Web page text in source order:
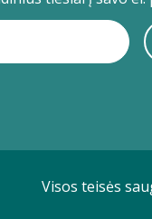
Visos teisės